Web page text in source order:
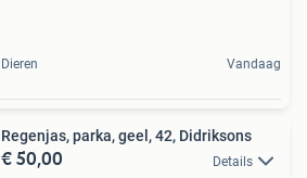
Dieren Vandaag
Regenjas, parka, geel, 42, Didriksons
€ 50,00 Details